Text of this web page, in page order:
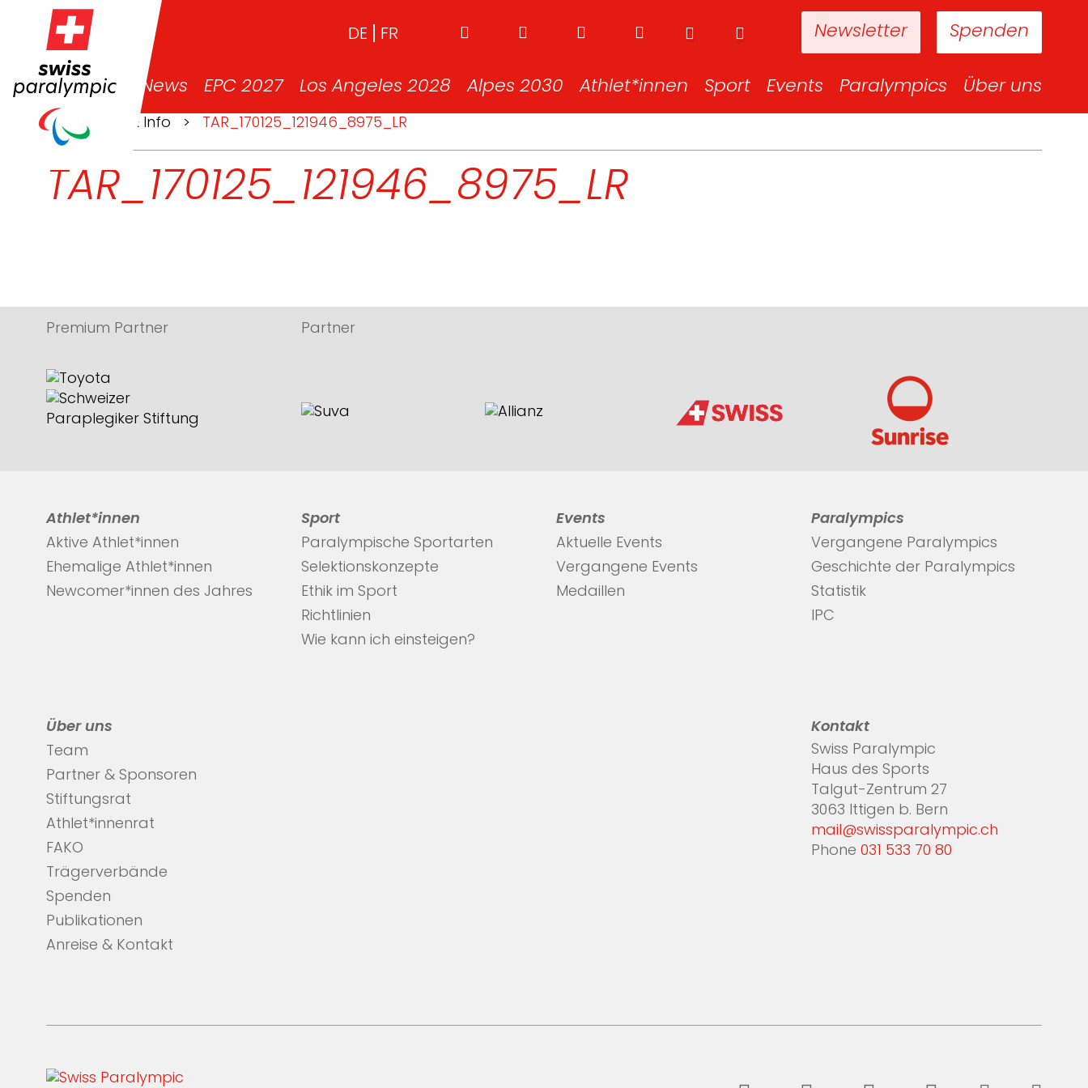
Spenden
Newsletter
DE FR
News EPC 2027 Los Angeles 2028 Alpes 2030 Athlet*innen Sport Events Paralympics Über uns
> News & Info > TAR_170125_121946_8975_LR
TAR_170125_121946_8975_LR
Premium Partner Partner
Athlet*innen
Aktive Athlet*innen
Ehemalige Athlet*innen
Newcomer*innen des Jahres
Sport
Paralympische Sportarten
Selektionskonzepte
Ethik im Sport
Richtlinien
Wie kann ich einsteigen?
Events
Aktuelle Events
Vergangene Events
Medaillen
Paralympics
Vergangene Paralympics
Geschichte der Paralympics
Statistik
IPC
Über uns
Team
Partner & Sponsoren
Stiftungsrat
Athlet*innenrat
FAKO
Trägerverbände
Spenden
Publikationen
Anreise & Kontakt
Kontakt
Swiss Paralympic
Haus des Sports
Talgut-Zentrum 27
3063 Ittigen b. Bern
mail@swissparalympic.ch
Phone 031 533 70 80